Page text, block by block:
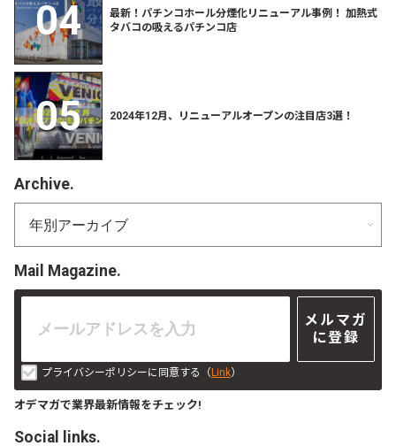
最新！パチンコホール分煙化リニューアル事例！ 加熱式
タバコの吸えるパチンコ店
2024年12月、リニューアルオープンの注目店3選！
Archive.
Mail Magazine.
メルマガ
に登録
プライバシーポリシーに同意する（ Link）
オデマガで業界最新情報をチェック!
Social links.